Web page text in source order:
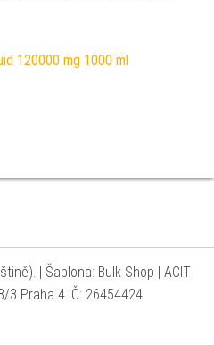
120000 mg 1000 ml
| Šablona: Bulk Shop | ACIT
3 Praha 4 IČ: 26454424